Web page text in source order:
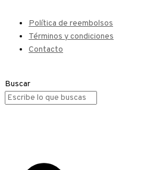
Política de reembolsos
Términos y condiciones
Contacto
Buscar